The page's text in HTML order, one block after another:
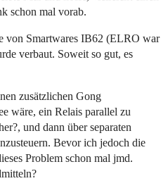
schon mal vorab.
von Smartwares IB62 (ELRO war
verbaut. Soweit so gut, es
zusätzlichen Gong
wäre, ein Relais parallel zu
und dann über separaten
Bevor ich jedoch die
Problem schon mal jmd.